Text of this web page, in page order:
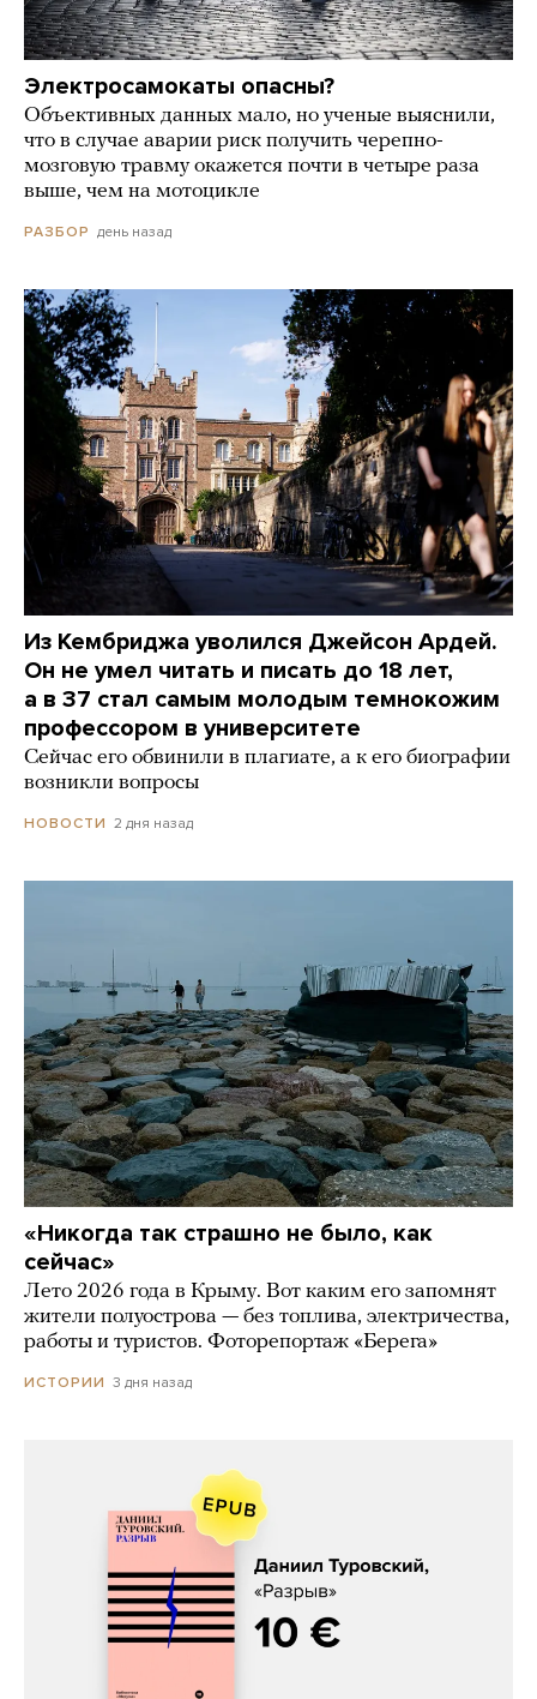
Электросамокаты опасны?
Объективных данных мало, но ученые выяснили,
что в случае аварии риск получить черепно-
мозговую травму окажется почти в четыре раза
выше, чем на мотоцикле
РАЗБОР день назад
Из Кембриджа уволился Джейсон Ардей.
Он не умел читать и писать до 18 лет,
а в 37 стал самым молодым темнокожим
профессором в университете
Сейчас его обвинили в плагиате, а к его биографии
возникли вопросы
НОВОСТИ 2 дня назад
«Никогда так страшно не было, как
сейчас»
Лето 2026 года в Крыму. Вот каким его запомнят
жители полуострова — без топлива, электричества,
работы и туристов. Фоторепортаж «Берега»
ИСТОРИИ 3 дня назад